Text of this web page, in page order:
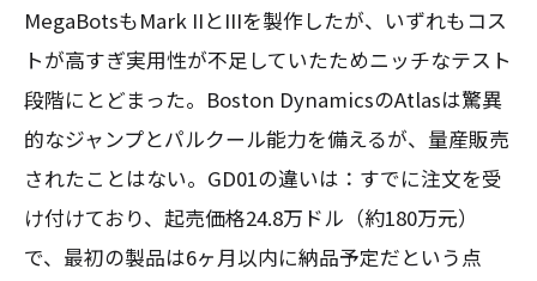
MegaBotsもMark IIとIIIを製作したが、いずれもコス
トが高すぎ実用性が不足していたためニッチなテスト
段階にとどまった。Boston DynamicsのAtlasは驚異
的なジャンプとパルクール能力を備えるが、量産販売
されたことはない。GD01の違いは：すでに注文を受
け付けており、起売価格24.8万ドル（約180万元）
で、最初の製品は6ヶ月以内に納品予定だという点